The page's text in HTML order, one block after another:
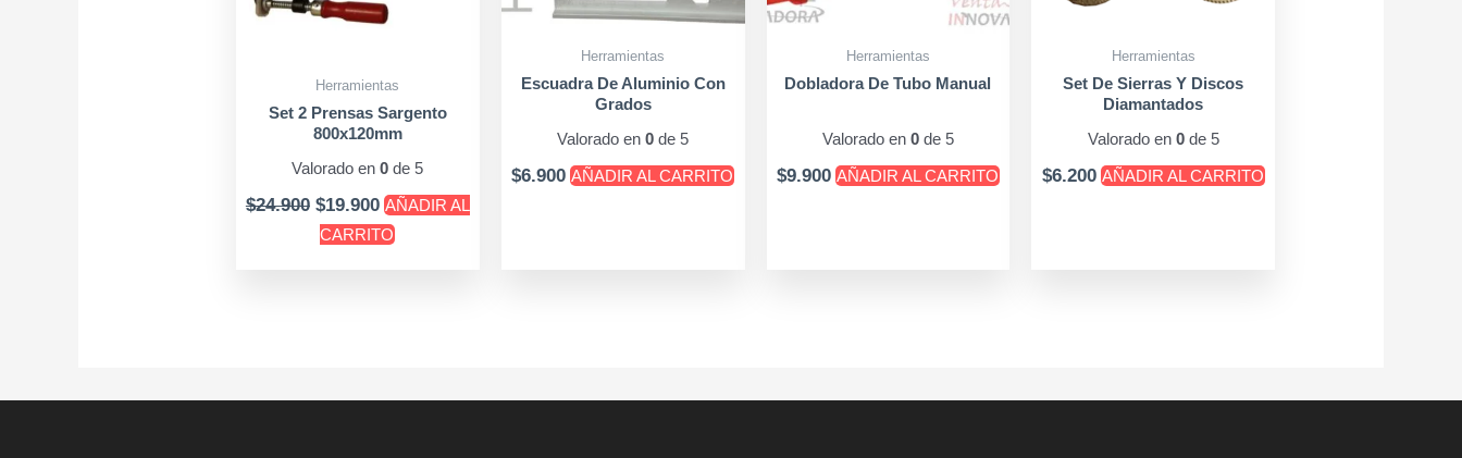
Herramientas
Set 2 Prensas Sargento
800x120mm
Valorado en0 de 5
$24.900 $19.900 AÑADIR AL
CARRITO
Herramientas
Escuadra De Aluminio Con
Grados
Valorado en0 de 5
$6.900 AÑADIR AL CARRITO
Herramientas
Dobladora De Tubo Manual
Valorado en 0de 5
$9.900 AÑADIR AL CARRITO
Herramientas
Set De Sierras Y Discos
Diamantados
Valorado en 0de 5
$6.200 AÑADIR AL CARRITO